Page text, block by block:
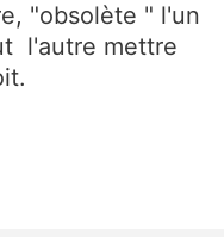
"obsolète " l'un
l'autre mettre